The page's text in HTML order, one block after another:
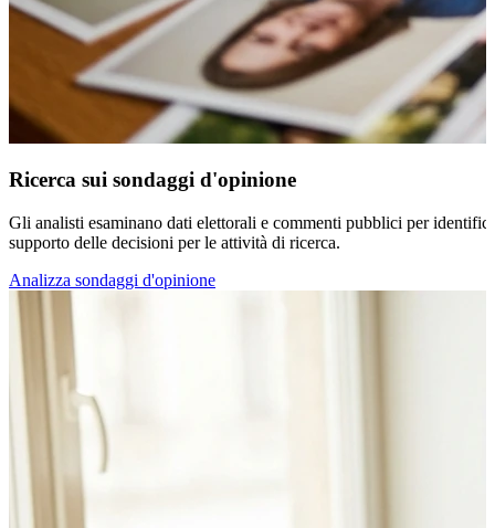
Ricerca sui sondaggi d'opinione
Gli analisti esaminano dati elettorali e commenti pubblici per
supporto delle decisioni per le attività di ricerca.
Analizza sondaggi d'opinione